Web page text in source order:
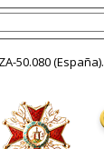
50.080 (España).